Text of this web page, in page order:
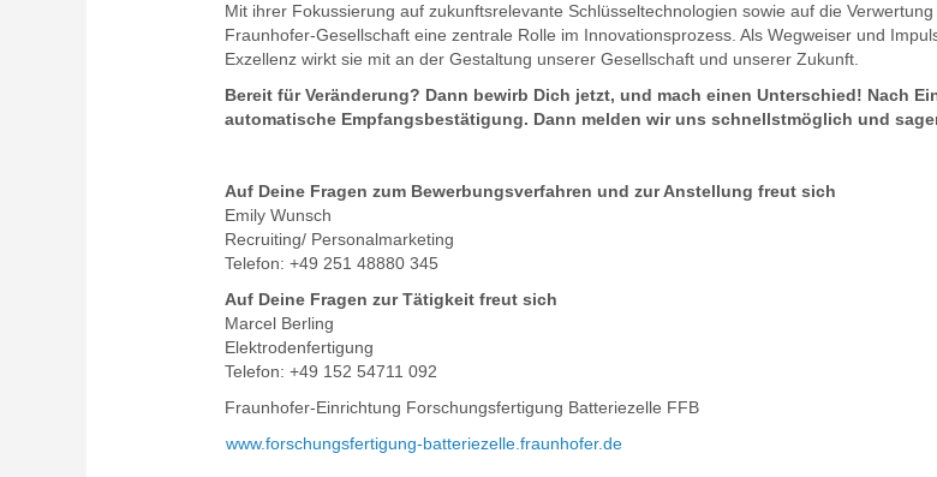
Mit ihrer Fokussierung auf zukunftsrelevante Schlüsseltechnologien sowie auf die
Fraunhofer-Gesellschaft eine zentrale Rolle im Innovationsprozess. Als Wegweiser und
Exzellenz wirkt sie mit an der Gestaltung unserer Gesellschaft und unserer Zukunft.
Bereit für Veränderung? Dann bewirb Dich jetzt, und mach einen Unterschied! Nach
automatische Empfangsbestätigung. Dann melden wir uns schnellstmöglich und
Auf Deine Fragen zum Bewerbungsverfahren und zur Anstellung freut sich
Emily Wunsch
Recruiting/ Personalmarketing
Telefon: +49 251 48880 345
Auf Deine Fragen zur Tätigkeit freut sich
Marcel Berling
Elektrodenfertigung
Telefon: +49 152 54711 092
Fraunhofer-Einrichtung Forschungsfertigung Batteriezelle FFB
www.forschungsfertigung-batteriezelle.fraunhofer.de